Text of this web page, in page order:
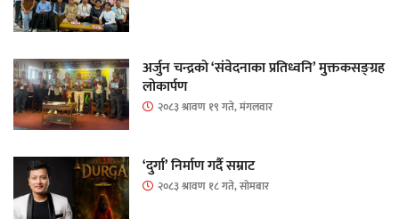
अर्जुन चन्द्रको ‘संवेदनाका प्रतिध्वनि’ मुक्तकसङ्ग्रह
लोकार्पण
२०८३ श्रावण १९ गते, मंगलवार
‘दुर्गा’ निर्माण गर्दै सम्राट
२०८३ श्रावण १८ गते, सोमबार